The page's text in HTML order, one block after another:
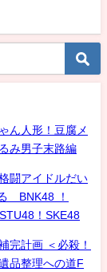
ん人形！豆腐メ
み男子末路編
闘アイドルだい
BNK48 ！
！SKE48
完計画 ＜必殺！
品整理への道F